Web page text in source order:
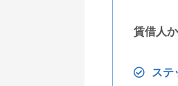
賃借人
ステ